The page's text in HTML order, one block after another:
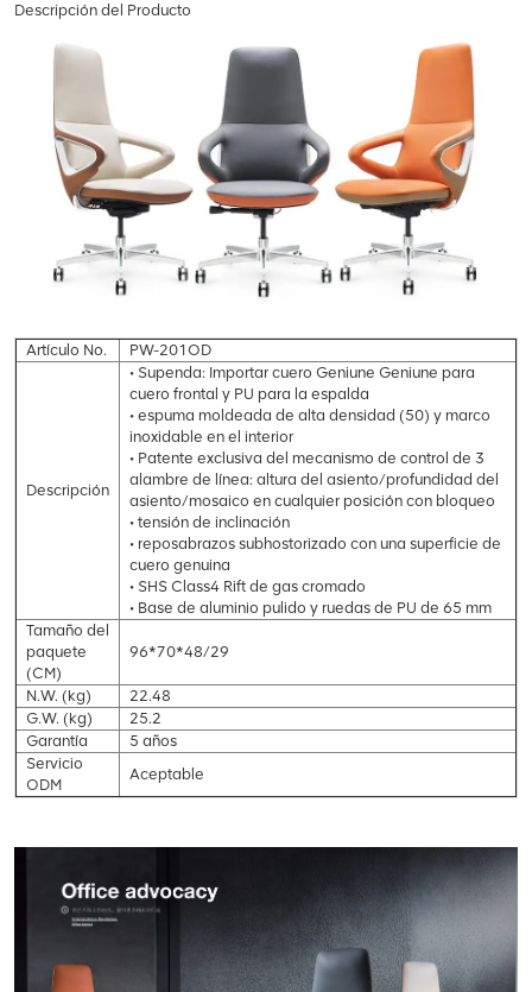
Descripción del Producto
Artículo No. PW-201OD
Descripción
• Supenda: Importar cuero Geniune Geniune para
cuero frontal y PU para la espalda
• espuma moldeada de alta densidad (50) y marco
inoxidable en el interior
• Patente exclusiva del mecanismo de control de 3
alambre de línea: altura del asiento/profundidad del
asiento/mosaico en cualquier posición con bloqueo
• tensión de inclinación
• reposabrazos subhostorizado con una superficie de
cuero genuina
• SHS Class4 Rift de gas cromado
• Base de aluminio pulido y ruedas de PU de 65 mm
Tamaño del
paquete
(CM)
96*70*48/29
N.W. (kg)
22.48
G.W. (kg)
25.2
Garantía
5 años
Servicio
ODM
Aceptable